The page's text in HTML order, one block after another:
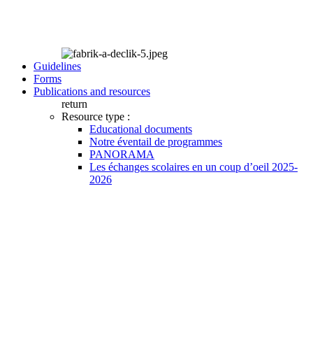
Guidelines
Forms
Publications and resources
return
Resource type :
Educational documents
Notre éventail de programmes
PANORAMA
Les échanges scolaires en un coup d’oeil 2025-
2026